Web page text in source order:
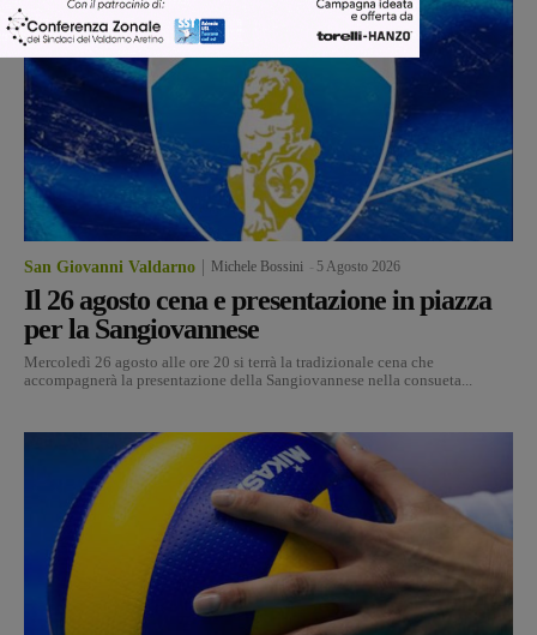
San Giovanni Valdarno Michele Bossini 5 Agosto 2026
Il 26 agosto cena e presentazione in piazza
per la Sangiovannese
Mercoledì 26 agosto alle ore 20 si terrà la tradizionale cena che
accompagnerà la presentazione della Sangiovannese nella consueta...